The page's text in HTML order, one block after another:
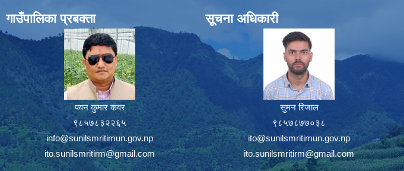
गाउँपालिका प्रबक्ता
पवन कुमार कवर
९८५७८३२२६५
info@sunilsmritimun.gov.np
ito.sunilsmritirm@gmail.com
सूचना अधिकारी
सुमन रिजाल
९८५७८७७०३८
ito@sunilsmritimun.gov.np
ito.sunilsmritirm@gmail.com